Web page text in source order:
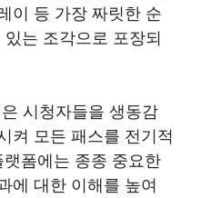
이 등 가장 짜릿한 순
는 조각으로 포장되
시청자들을 생동감
켜 모든 패스를 전기적
폼에는 종종 중요한
에 대한 이해를 높여